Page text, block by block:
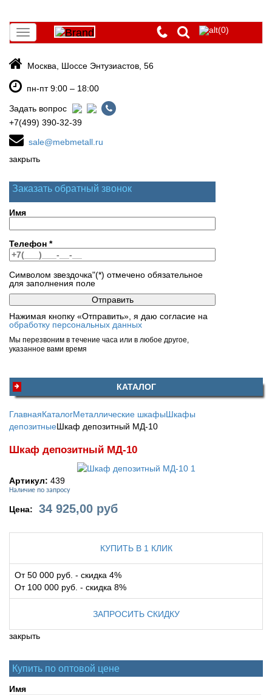
Toggle
navigation
(0)
Москва, Шоссе Энтузиастов, 56
пн-пт 9:00 – 18:00
Задать вопрос
+7(499) 390-32-39
sale@mebmetall.ru
закрыть
Заказать обратный звонок
Имя
Телефон *
Символом звездочка"(*) отмечено обязательное
для заполнения поле
Нажимая кнопку «Отправить», я даю согласие на
обработку персональных данных
Мы перезвоним в течение часа или в любое другое,
указанное вами время
КАТАЛОГ
ГлавнаяКаталогМеталлические шкафыШкафы
депозитныеШкаф депозитный МД-10
Шкаф депозитный МД-10
Артикул: 439
Наличие по запросу
Цена: 34 925,00 руб
КУПИТЬ В 1 КЛИК
От 50 000 руб. - скидка 4%
От 100 000 руб. - скидка 8%
ЗАПРОСИТЬ СКИДКУ
закрыть
Купить по оптовой цене
Имя